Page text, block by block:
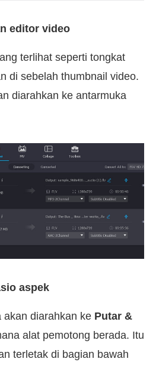
editor video
terlihat seperti tongkat
di sebelah thumbnail video.
diarahkan ke antarmuka
aspek
akan diarahkan ke Putar &
alat pemotong berada. Itu
terletak di bagian bawah